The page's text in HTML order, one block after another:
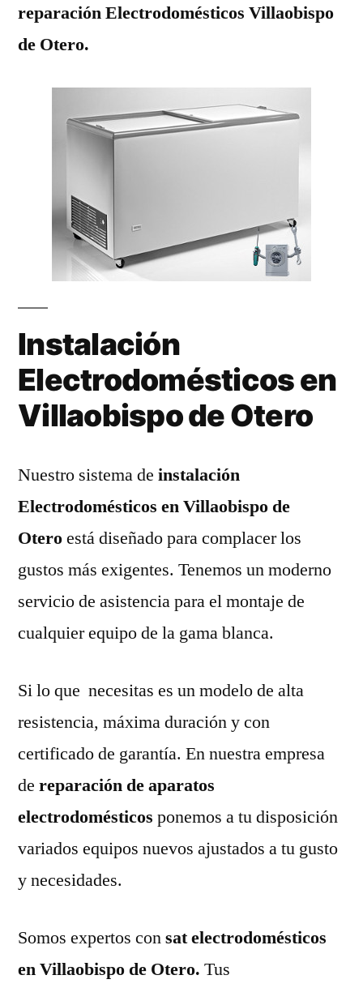
reparación Electrodomésticos Villaobispo
de Otero.
Instalación
Electrodomésticos en
Villaobispo de Otero
Nuestro sistema de instalación
Electrodomésticos en Villaobispo de
Oteroestá diseñado para complacer los
gustos más exigentes. Tenemos un moderno
servicio de asistencia para el montaje de
cualquier equipo de la gama blanca.
Si lo que necesitas es un modelo de alta
resistencia, máxima duración y con
certificado de garantía. En nuestra empresa
de reparación de aparatos
electrodomésticos ponemos a tu disposición
variados equipos nuevos ajustados a tu gusto
y necesidades.
Somos expertos consat electrodomésticos
en Villaobispo de Otero. Tus